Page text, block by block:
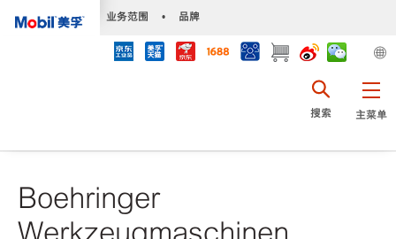
业务范围 • 品牌
主菜单
搜索
Boehringer